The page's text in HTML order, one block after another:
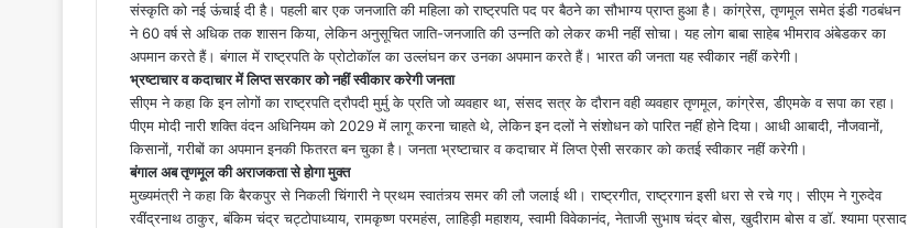
संस्कृति को नई ऊंचाई दी है। पहली बार एक जनजाति की महिला को राष्ट्रपति पद पर बैठने का सौभाग्य प्राप्त हुआ है। कांग्रेस, तृणमूल समेत इंडी गठबंधन
ने 60 वर्ष से अधिक तक शासन किया, लेकिन अनुसूचित जाति-जनजाति की उन्नति को लेकर कभी नहीं सोचा। यह लोग बाबा साहेब भीमराव अंबेडकर का
अपमान करते हैं। बंगाल में राष्ट्रपति के प्रोटोकॉल का उल्लंघन कर उनका अपमान करते हैं। भारत की जनता यह स्वीकार नहीं करेगी।
भ्रष्टाचार व कदाचार में लिप्त सरकार को नहीं स्वीकार करेगी जनता
सीएम ने कहा कि इन लोगों का राष्ट्रपति द्रौपदी मुर्मु के प्रति जो व्यवहार था, संसद सत्र के दौरान वही व्यवहार तृणमूल, कांग्रेस, डीएमके व सपा का रहा।
पीएम मोदी नारी शक्ति वंदन अधिनियम को 2029 में लागू करना चाहते थे, लेकिन इन दलों ने संशोधन को पारित नहीं होने दिया। आधी आबादी, नौजवानों,
किसानों, गरीबों का अपमान इनकी फितरत बन चुका है। जनता भ्रष्टाचार व कदाचार में लिप्त ऐसी सरकार को कतई स्वीकार नहीं करेगी।
बंगाल अब तृणमूल की अराजकता से होगा मुक्त
मुख्यमंत्री ने कहा कि बैरकपुर से निकली चिंगारी ने प्रथम स्वातंत्र्य समर की लौ जलाई थी। राष्ट्रगीत, राष्ट्रगान इसी धरा से रचे गए। सीएम ने गुरुदेव
रवींद्रनाथ ठाकुर, बंकिम चंद्र चट्टोपाध्याय, रामकृष्ण परमहंस, लाहिड़ी महाशय, स्वामी विवेकानंद, नेताजी सुभाष चंद्र बोस, खुदीराम बोस व डॉ. श्यामा प्रसाद